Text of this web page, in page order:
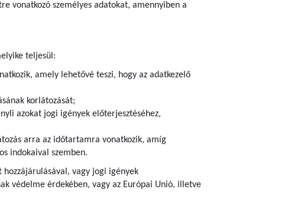
vonatkozó személyes adatokat, amennyiben a
teljesül:
amely lehetővé teszi, hogy az adatkezelő
korlátozását;
azokat jogi igények előterjesztéséhez,
arra az időtartamra vonatkozik, amíg
indokaival szemben.
vagy jogi igények
védelme érdekében, vagy az Európai Unió, illetve